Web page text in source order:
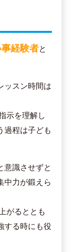
経験者と
ッスン時間は
示を理解し
過程は子ども
意識させずと
中力が鍛えら
がるととも
する時にも役